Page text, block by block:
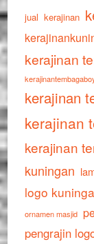
jual kerajinan
kerajinan
kerajinan
kerajinan
kerajinan
kuningan
logo
ornamen masjid
pengrajin